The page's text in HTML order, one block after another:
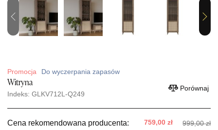
Previous Next
Promocja Do wyczerpania zapasów
Witryna
Indeks: GLKV712L-Q249
Porównaj
Cena rekomendowana producenta: 759,00 zł 999,00 zł